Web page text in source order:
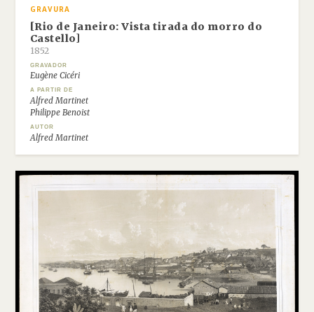
GRAVURA
[Rio de Janeiro: Vista tirada do morro do
Castello]
1852
GRAVADOR
Eugène Cicéri
A PARTIR DE
Alfred Martinet
Philippe Benoist
AUTOR
Alfred Martinet